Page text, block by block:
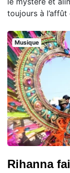
toujours à
Musique
Rihanna